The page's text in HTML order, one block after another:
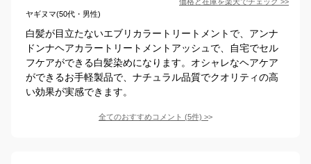
ヤギヌマ(50代・男性)
白髪が目立たないエブリカラートリートメントで、アンナ
ドンナヘアカラートリートメントアッシュで、自宅でセル
フケアができる白髪染めになります。オシャレなヘアケア
ができるお手軽製品で、ナチュラル品質でクオリティの高
い効果が実感できます。
全てのおすすめコメント (5件) >